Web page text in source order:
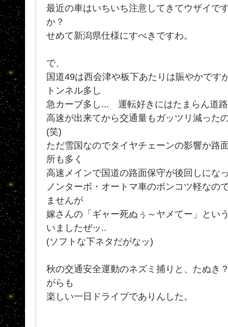
最近の車はいちいち注意してきてウザイ
か？
せめて新潟県仕様にすべきですわ。
で、
国道49は西会津や板下あたりは賑やかです
トンネル多し
急カーブ多し... 運転好きにはたまらん道
高速が出来てから交通量もガッツリ減った
(笑)
ただ雪国なのでタイヤチェーンの影響か路
所も多く
高速メインで国道の路面保守が後回しにな
ノンターボ・オートマ車のポンコツ軽なの
ませんが
嫁さんの「ギャー死ぬぅ～ヤメてー」とい
いましたぜッ..
(ソフトな下ネタだがなッ)
秋の交通安全運動のネズミ捕りと、たぬき
がらも
楽しい一日ドライブでありんした。